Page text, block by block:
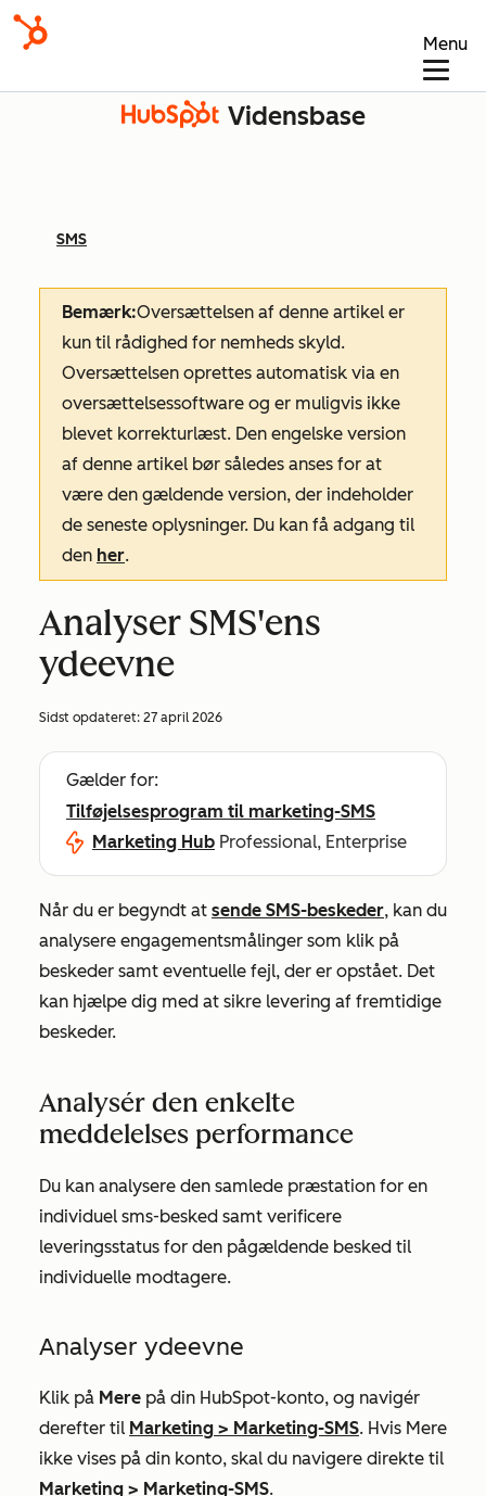
Menu
Vidensbase
SMS
Bemærk:Oversættelsen af denne artikel er
kun til rådighed for nemheds skyld.
Oversættelsen oprettes automatisk via en
oversættelsessoftware og er muligvis ikke
blevet korrekturlæst. Den engelske version
af denne artikel bør således anses for at
være den gældende version, der indeholder
de seneste oplysninger. Du kan få adgang til
den her.
Analyser SMS'ens
ydeevne
Sidst opdateret: 27 april 2026
Gælder for:
Tilføjelsesprogram til marketing-SMS
Marketing Hub Professional, Enterprise
Når du er begyndt at sende SMS-beskeder, kan du
analysere engagementsmålinger som klik på
beskeder samt eventuelle fejl, der er opstået. Det
kan hjælpe dig med at sikre levering af fremtidige
beskeder.
Analysér den enkelte
meddelelses performance
Du kan analysere den samlede præstation for en
individuel sms-besked samt verificere
leveringsstatus for den pågældende besked til
individuelle modtagere.
Analyser ydeevne
Klik på Mere på din HubSpot-konto, og navigér
derefter til Marketing > Marketing-SMS. Hvis Mere
ikke vises på din konto, skal du navigere direkte til
Marketing > Marketing-SMS.